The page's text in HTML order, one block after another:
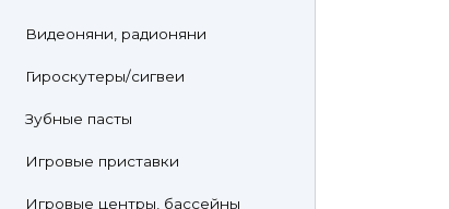
Видеоняни, радионяни
Гироскутеры/сигвеи
Зубные пасты
Игровые приставки
Игровые центры, бассейны